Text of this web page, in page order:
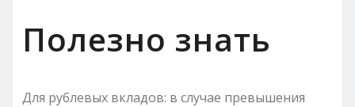
Полезно знать
Для рублевых вкладов: в случае превышения